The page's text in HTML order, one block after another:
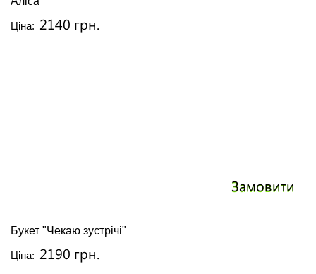
Ціна: 2140 грн.
Замовити
Букет "Чекаю зустрічі"
Ціна: 2190 грн.